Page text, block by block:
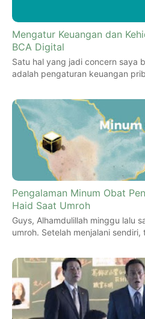
Mengatur Keuangan dan
BCA Digital
Satu hal yang jadi concern saya
adalah pengaturan keuangan
Pengalaman Minum Obat
Haid Saat Umroh
Guys, Alhamdulillah minggu lalu
umroh. Setelah menjalani sendiri,